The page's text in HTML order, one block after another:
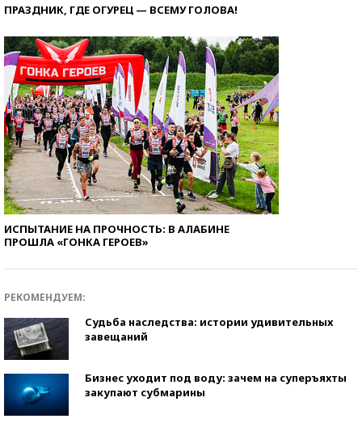
ПРАЗДНИК, ГДЕ ОГУРЕЦ — ВСЕМУ ГОЛОВА!
ИСПЫТАНИЕ НА ПРОЧНОСТЬ: В АЛАБИНЕ
ПРОШЛА «ГОНКА ГЕРОЕВ»
РЕКОМЕНДУЕМ:
Судьба наследства: истории удивительных
завещаний
Бизнес уходит под воду: зачем на суперъяхты
закупают субмарины